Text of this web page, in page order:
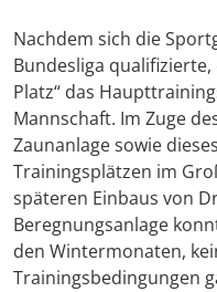
Nachdem sich die
Bundesliga
Platz“ das
Mannschaft. Im Zuge
Zaunanlage sowie
Trainingsplätzen im
späteren Einbaus von
Beregnungsanlage
den Wintermonaten,
Trainingsbedingungen